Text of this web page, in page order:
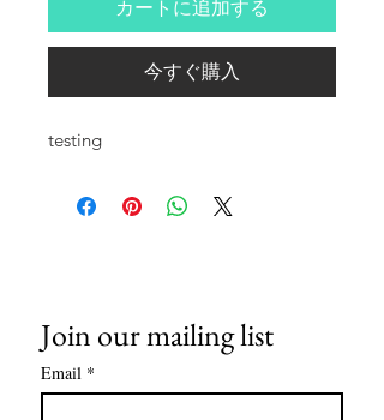
カートに追加する
今すぐ購入
testing
Join our mailing list
Email *